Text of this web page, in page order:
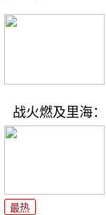
战火燃及里海
最热